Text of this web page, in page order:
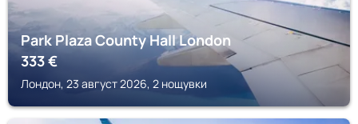
Park Plaza County Hall London
333€
Лондон, 23 август 2026, 2 нощувки